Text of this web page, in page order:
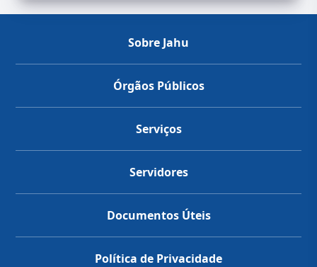
Sobre Jahu
Órgãos Públicos
Serviços
Servidores
Documentos Úteis
Política de Privacidade